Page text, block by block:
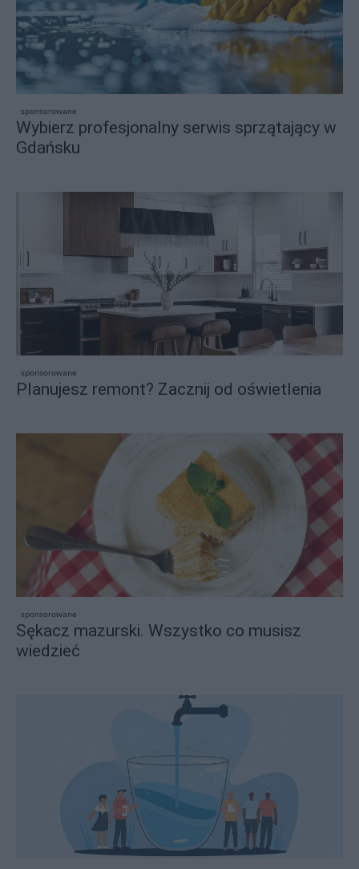
sponsorowane
Wybierz profesjonalny serwis sprzątający w
Gdańsku
sponsorowane
Planujesz remont? Zacznij od oświetlenia
sponsorowane
Sękacz mazurski. Wszystko co musisz
wiedzieć